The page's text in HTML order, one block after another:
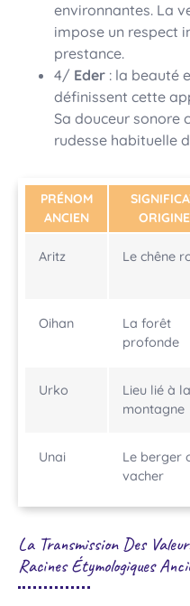
environnantes. La
impose un respect
prestance.
4/ Eder : la beauté
définissent cette
Sa douceur sonore
rudesse habituelle
PRÉNOM
ANCIEN
Aritz Le chêne
Oihan
La forêt
profonde
Urko
Lieu lié à la
montagne
Unai
Le berger
vacher
La Transmission Des
Racines Étymologiques